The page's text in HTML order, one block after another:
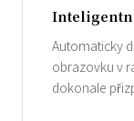
Automaticky
obrazovku v
dokonale